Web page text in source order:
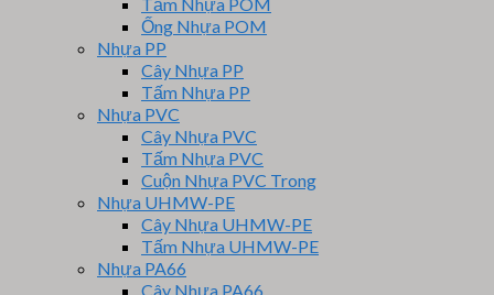
Tấm Nhựa POM
Ống Nhựa POM
Nhựa PP
Cây Nhựa PP
Tấm Nhựa PP
Nhựa PVC
Cây Nhựa PVC
Tấm Nhựa PVC
Cuộn Nhựa PVC Trong
Nhựa UHMW-PE
Cây Nhựa UHMW-PE
Tấm Nhựa UHMW-PE
Nhựa PA66
Cây Nhựa PA66